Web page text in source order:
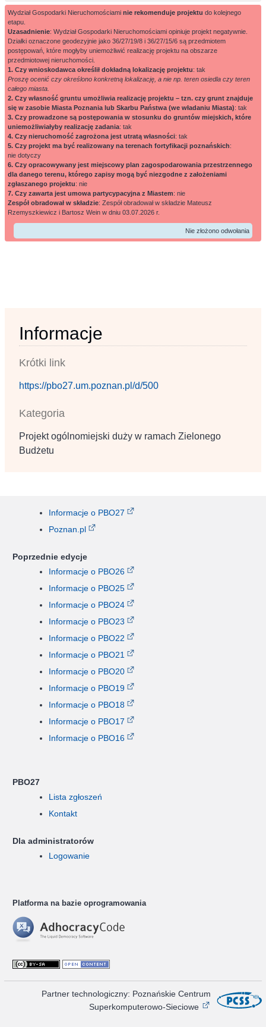
Wydział Gospodarki Nieruchomościami nie rekomenduje projektu do kolejnego
etapu.
Uzasadnienie: Wydział Gospodarki Nieruchomościami opiniuje projekt negatywnie.
Działki oznaczone geodezyjnie jako 36/27/19/8 i 36/27/15/6 są przedmiotem
postępowań, które mogłyby uniemożliwić realizację projektu na obszarze
przedmiotowej nieruchomości.
1. Czy wnioskodawca określił dokładną lokalizację projektu: tak
Proszę ocenić czy określono konkretną lokalizację, a nie np. teren osiedla czy teren
całego miasta.
2. Czy własność gruntu umożliwia realizację projektu – tzn. czy grunt znajduje
się w zasobie Miasta Poznania lub Skarbu Państwa (we władaniu Miasta): tak
3. Czy prowadzone są postępowania w stosunku do gruntów miejskich, które
uniemożliwiałyby realizację zadania: tak
4. Czy nieruchomość zagrożona jest utratą własności: tak
5. Czy projekt ma być realizowany na terenach fortyfikacji poznańskich:
nie dotyczy
6. Czy opracowywany jest miejscowy plan zagospodarowania przestrzennego
dla danego terenu, którego zapisy mogą być niezgodne z założeniami
zgłaszanego projektu: nie
7. Czy zawarta jest umowa partycypacyjna z Miastem: nie
Zespół obradował w składzie: Zespół obradował w składzie Mateusz
Rzemyszkiewicz i Bartosz Wein w dniu 03.07.2026 r.
Nie złożono odwołania
Informacje
Krótki link
https://pbo27.um.poznan.pl/d/500
Kategoria
Projekt ogólnomiejski duży w ramach Zielonego
Budżetu
Informacje o PBO27
Poznan.pl
Poprzednie edycje
Informacje o PBO26
Informacje o PBO25
Informacje o PBO24
Informacje o PBO23
Informacje o PBO22
Informacje o PBO21
Informacje o PBO20
Informacje o PBO19
Informacje o PBO18
Informacje o PBO17
Informacje o PBO16
PBO27
Lista zgłoszeń
Kontakt
Dla administratorów
Logowanie
Platforma na bazie oprogramowania
Partner technologiczny: Poznańskie Centrum
Superkomputerowo-Sieciowe